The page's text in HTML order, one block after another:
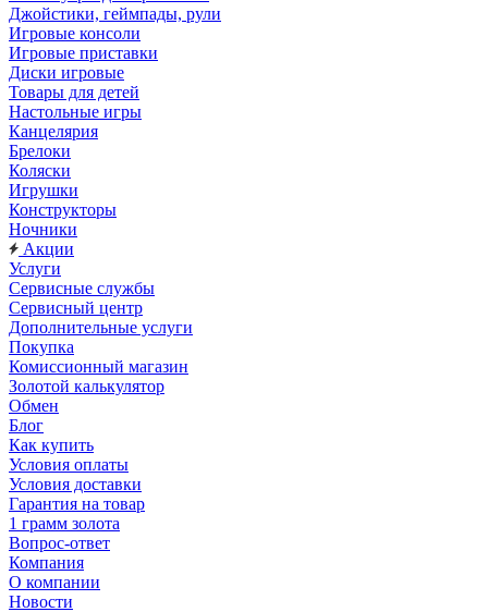
Джойстики, геймпады, рули
Игровые консоли
Игровые приставки
Диски игровые
Товары для детей
Настольные игры
Канцелярия
Брелоки
Коляски
Игрушки
Конструкторы
Ночники
Акции
Услуги
Сервисные службы
Сервисный центр
Дополнительные услуги
Покупка
Комиссионный магазин
Золотой калькулятор
Обмен
Блог
Как купить
Условия оплаты
Условия доставки
Гарантия на товар
1 грамм золота
Вопрос-ответ
Компания
О компании
Новости